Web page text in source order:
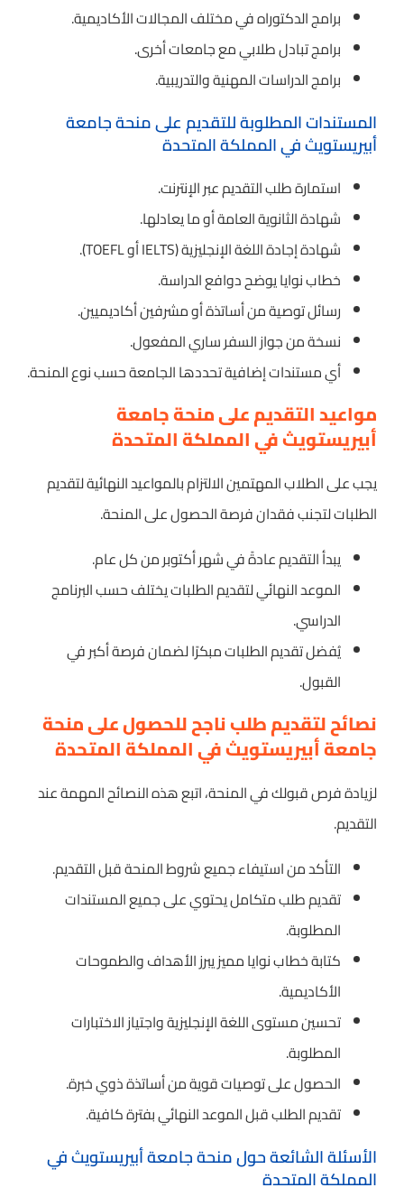
برامج الدكتوراه في مختلف المجالات الأكاديمية.
برامج تبادل طلابي مع جامعات أخرى.
برامج الدراسات المهنية والتدريبية.
المستندات المطلوبة للتقديم على منحة جامعة
أبيريستويث في المملكة المتحدة
استمارة طلب التقديم عبر الإنترنت.
شهادة الثانوية العامة أو ما يعادلها.
شهادة إجادة اللغة الإنجليزية (IELTS أو TOEFL).
خطاب نوايا يوضح دوافع الدراسة.
رسائل توصية من أساتذة أو مشرفين أكاديميين.
نسخة من جواز السفر ساري المفعول.
أي مستندات إضافية تحددها الجامعة حسب نوع المنحة.
مواعيد التقديم على منحة جامعة
أبيريستويث في المملكة المتحدة
يجب على الطلاب المهتمين الالتزام بالمواعيد النهائية لتقديم
الطلبات لتجنب فقدان فرصة الحصول على المنحة.
يبدأ التقديم عادةً في شهر أكتوبر من كل عام.
الموعد النهائي لتقديم الطلبات يختلف حسب البرنامج
الدراسي.
يُفضل تقديم الطلبات مبكرًا لضمان فرصة أكبر في
القبول.
نصائح لتقديم طلب ناجح للحصول على منحة
جامعة أبيريستويث في المملكة المتحدة
لزيادة فرص قبولك في المنحة، اتبع هذه النصائح المهمة عند
التقديم.
التأكد من استيفاء جميع شروط المنحة قبل التقديم.
تقديم طلب متكامل يحتوي على جميع المستندات
المطلوبة.
كتابة خطاب نوايا مميز يبرز الأهداف والطموحات
الأكاديمية.
تحسين مستوى اللغة الإنجليزية واجتياز الاختبارات
المطلوبة.
الحصول على توصيات قوية من أساتذة ذوي خبرة.
تقديم الطلب قبل الموعد النهائي بفترة كافية.
الأسئلة الشائعة حول منحة جامعة أبيريستويث في
المملكة المتحدة